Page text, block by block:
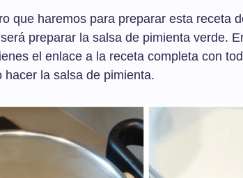
que haremos para preparar esta receta
preparar la salsa de pimienta verde.
el enlace a la receta completa con
hacer la salsa de pimienta.